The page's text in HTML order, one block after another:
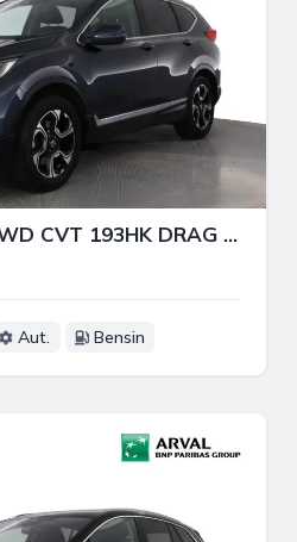
Honda CR-V 1.5 AWD CVT 193HK DRAG B-KAM SKINN NAVI
Aut. Bensin